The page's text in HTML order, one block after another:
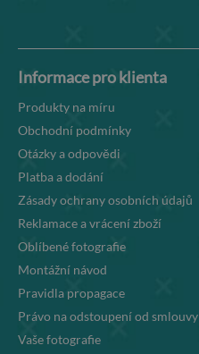
Informace pro klienta
Produkty na míru
Obchodní podmínky
Otázky a odpovědi
Platba a dodání
Zásady ochrany osobních údajů
Reklamace a vrácení zboží
Oblíbené fotografie
Montážní návod
Pravidla propagace
Právo na odstoupení od smlouvy
Vaše fotografie